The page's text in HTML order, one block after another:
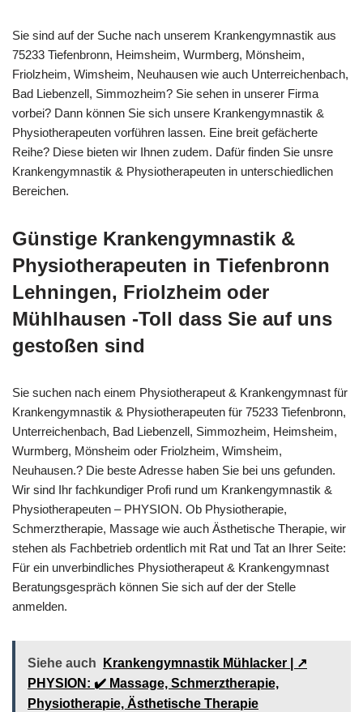
Sie sind auf der Suche nach unserem Krankengymnastik aus
75233 Tiefenbronn, Heimsheim, Wurmberg, Mönsheim,
Friolzheim, Wimsheim, Neuhausen wie auch Unterreichenbach,
Bad Liebenzell, Simmozheim? Sie sehen in unserer Firma
vorbei? Dann können Sie sich unsere Krankengymnastik &
Physiotherapeuten vorführen lassen. Eine breit gefächerte
Reihe? Diese bieten wir Ihnen zudem. Dafür finden Sie unsre
Krankengymnastik & Physiotherapeuten in unterschiedlichen
Bereichen.
Günstige Krankengymnastik &
Physiotherapeuten in Tiefenbronn
Lehningen, Friolzheim oder
Mühlhausen -Toll dass Sie auf uns
gestoßen sind
Sie suchen nach einem Physiotherapeut & Krankengymnast für
Krankengymnastik & Physiotherapeuten für 75233 Tiefenbronn,
Unterreichenbach, Bad Liebenzell, Simmozheim, Heimsheim,
Wurmberg, Mönsheim oder Friolzheim, Wimsheim,
Neuhausen.? Die beste Adresse haben Sie bei uns gefunden.
Wir sind Ihr fachkundiger Profi rund um Krankengymnastik &
Physiotherapeuten – PHYSION. Ob Physiotherapie,
Schmerztherapie, Massage wie auch Ästhetische Therapie, wir
stehen als Fachbetrieb ordentlich mit Rat und Tat an Ihrer Seite:
Für ein unverbindliches Physiotherapeut & Krankengymnast
Beratungsgespräch können Sie sich auf der der Stelle
anmelden.
Siehe auch
Krankengymnastik Mühlacker | ↗️
PHYSION: ✔️ Massage, Schmerztherapie,
Physiotherapie, Ästhetische Therapie